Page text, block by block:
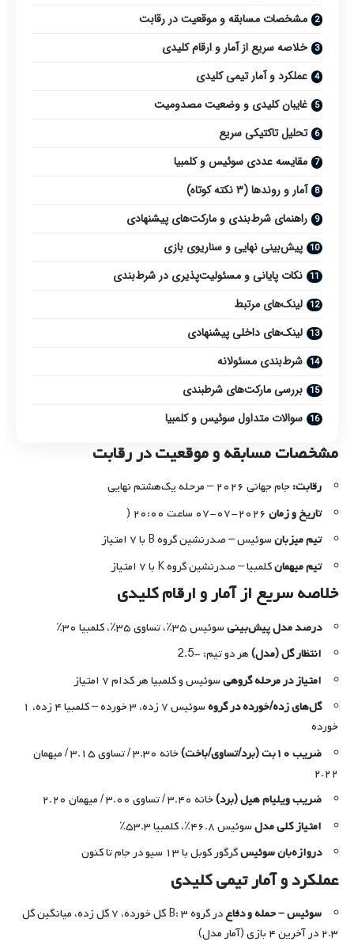
مشخصات مسابقه و موقعیت در رقابت
خلاصه سریع از آمار و ارقام کلیدی
عملکرد و آمار تیمی کلیدی
غایبان کلیدی و وضعیت مصدومیت
تحلیل تاکتیکی سریع
مقایسه عددی سوئیس و کلمبیا
آمار و روندها (۳ نکته کوتاه)
راهنمای شرط‌بندی و مارکت‌های پیشنهادی
پیش‌بینی نهایی و سناریوی بازی
نکات پایانی و مسئولیت‌پذیری در شرط‌بندی
لینک‌های مرتبط
لینک‌های داخلی پیشنهادی
شرط‌بندی مسئولانه
بررسی مارکت‌های شرطبندی
سوالات متداول سوئیس و کلمبیا
مشخصات مسابقه و موقعیت در رقابت
رقابت:جام جهانی ۲۰۲۶ – مرحله یک‌هشتم نهایی
تاریخ و زمان
تیم میزبانسوئیس – صدرنشین گروه B با ۷ امتیاز
تیم میهمانکلمبیا – صدرنشین گروه K با ۷ امتیاز
خلاصه سریع از آمار و ارقام کلیدی
درصد مدل پیش‌بینیسوئیس ۳۵٪، تساوی ۳۵٪، کلمبیا ۳۰٪
انتظار گل (مدل)هر دو تیم: -2.5
امتیاز در مرحله گروهیسوئیس و کلمبیا هر کدام ۷ امتیاز
گل‌های زده/خورده در گروه
سوئیس ۷ زده، ۳ خورده – کلمبیا ۴ زده، ۱
خورده
ضریب ۱۰بت (برد/تساوی/باخت)
خانه ۳.۳۰ / تساوی ۳.۱۵ / میهمان
۲.۲۲
ضریب ویلیام هیل (برد)خانه ۳.۴۰ / تساوی ۳.۰۰ / میهمان ۲.۲۰
امتیاز کلی مدلسوئیس ۴۶.۸٪، کلمبیا ۵۳.۳٪
دروازه‌بان سوئیسگرگور کوبل با ۱۳ سیو در جام تا کنون
عملکرد و آمار تیمی کلیدی
سوئیس – حمله و دفاع
در گروه B: ۳ گل خورده، ۷ گل زده، میانگین گل
۲.۳ در آخرین ۴ بازی (آمار مدل)